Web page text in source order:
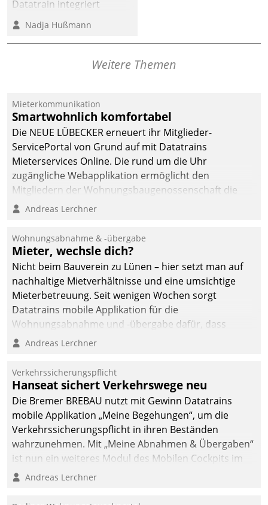
Mietenden zügiger und
effizienter zu bearbeiten.
Datatrain integriert
Yarowas Portal zur
Vergabe und Verwaltung
von Aufträgen der
deutscher
Wohnungsunternehmen
– und beschleunigt damit
den Weg vom
Mieteranliegen zum
Dienstleisterauftrag.
Nadja Hußmann
Weitere Themen
Mieterkommunikation
Smartwohnlich komfortabel
Die NEUE LÜBECKER erneuert ihr Mitglieder-
ServicePortal von Grund auf mit Datatrains
Mieterservices Online. Die rund um die Uhr
zugängliche Webapplikation ermöglicht den
Mitgliedern der Wohnungs­bau­genossenschaft die
Kontaktaufnahme per Smartphone, Tablet oder PC.
Andreas Lerchner
Wohnungsabnahme & -übergabe
Mieter, wechsle dich?
Nicht beim Bauverein zu Lünen – hier setzt man auf
nachhaltige Mietverhältnisse und eine umsichtige
Mieterbetreuung. Seit wenigen Wochen sorgt
Datatrains mobile Applikation für die
Wohnungsabnahme und -übergabe dafür, dass
Mieter wohlgeordnet kommen und, so es sein muss,
Andreas Lerchner
Verkehrssicherungspflicht
Hanseat sichert Verkehrswege neu
Die Bremer BREBAU nutzt mit Gewinn Datatrains
mobile Applikation „Meine Begehungen“, um die
Verkehrssicherungspflicht in ihren Beständen
wahrzunehmen. Mit „Meine Abnahmen & Übergaben“
ist nun ein weiteres Modul des Mobilen Cockpits im
Einsatz.
Andreas Lerchner